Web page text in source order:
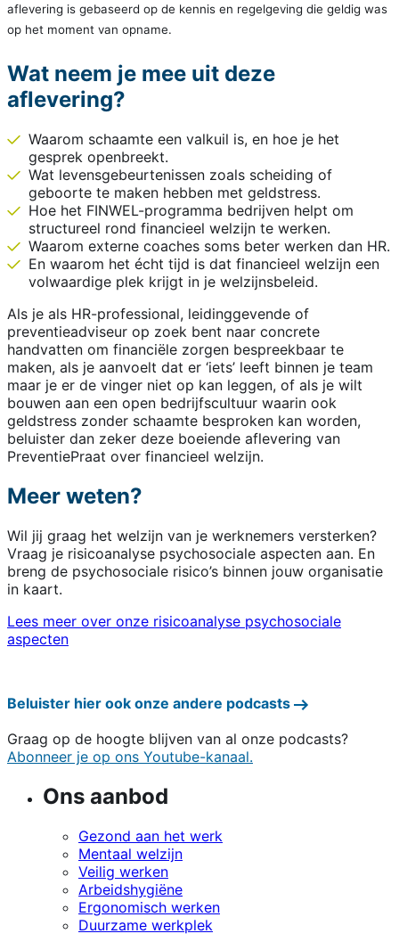
aflevering is gebaseerd op de kennis en regelgeving die geldig was
op het moment van opname.
Wat neem je mee uit deze
aflevering?
Waarom schaamte een valkuil is, en hoe je het
gesprek openbreekt.
Wat levensgebeurtenissen zoals scheiding of
geboorte te maken hebben met geldstress.
Hoe het FINWEL-programma bedrijven helpt om
structureel rond financieel welzijn te werken.
Waarom externe coaches soms beter werken dan HR.
En waarom het écht tijd is dat financieel welzijn een
volwaardige plek krijgt in je welzijnsbeleid.
Als je als HR-professional, leidinggevende of
preventieadviseur op zoek bent naar concrete
handvatten om financiële zorgen bespreekbaar te
maken, als je aanvoelt dat er ‘iets’ leeft binnen je team
maar je er de vinger niet op kan leggen, of als je wilt
bouwen aan een open bedrijfscultuur waarin ook
geldstress zonder schaamte besproken kan worden,
beluister dan zeker deze boeiende aflevering van
PreventiePraat over financieel welzijn.
Meer weten?
Wil jij graag het welzijn van je werknemers versterken?
Vraag je risicoanalyse psychosociale aspecten aan. En
breng de psychosociale risico’s binnen jouw organisatie
in kaart.
Lees meer over onze risicoanalyse psychosociale
aspecten
Beluister hier ook onze andere podcasts
Graag op de hoogte blijven van al onze podcasts?
Abonneer je op ons Youtube-kanaal.
Ons aanbod
Gezond aan het werk
Mentaal welzijn
Veilig werken
Arbeidshygiëne
Ergonomisch werken
Duurzame werkplek